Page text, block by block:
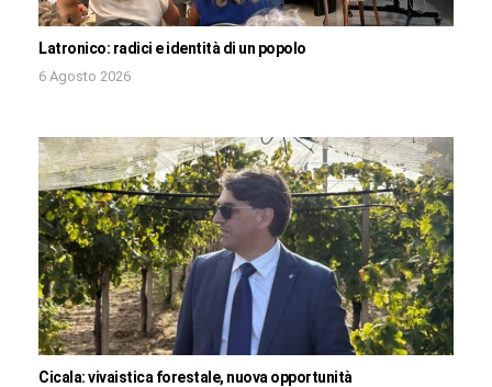
Latronico: radici e identità di un popolo
6 Agosto 2026
Cicala: vivaistica forestale, nuova opportunità